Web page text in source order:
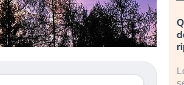
Quando la finanza pesa più
dell’economia reale. L’America sta
ripetendo gli errori del 2008?
La ricchezza mondiale cresce, ma è
sempre più sganciata dall’economia